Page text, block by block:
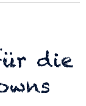
die